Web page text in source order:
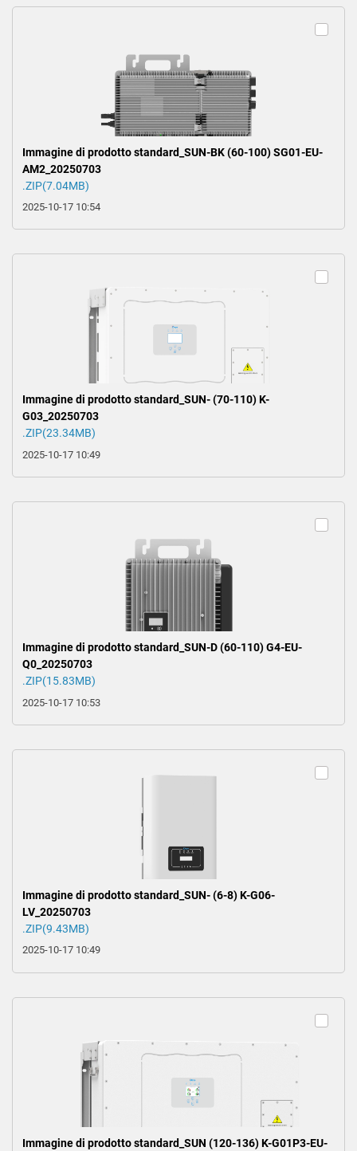
Immagine di prodotto standard_SUN-BK (60-100) SG01-EU-
AM2_20250703
.ZIP(7.04MB)
2025-10-17 10:54
Immagine di prodotto standard_SUN- (70-110) K-
G03_20250703
.ZIP(23.34MB)
2025-10-17 10:49
Immagine di prodotto standard_SUN-D (60-110) G4-EU-
Q0_20250703
.ZIP(15.83MB)
2025-10-17 10:53
Immagine di prodotto standard_SUN- (6-8) K-G06-
LV_20250703
.ZIP(9.43MB)
2025-10-17 10:49
Immagine di prodotto standard_SUN (120-136) K-G01P3-EU-